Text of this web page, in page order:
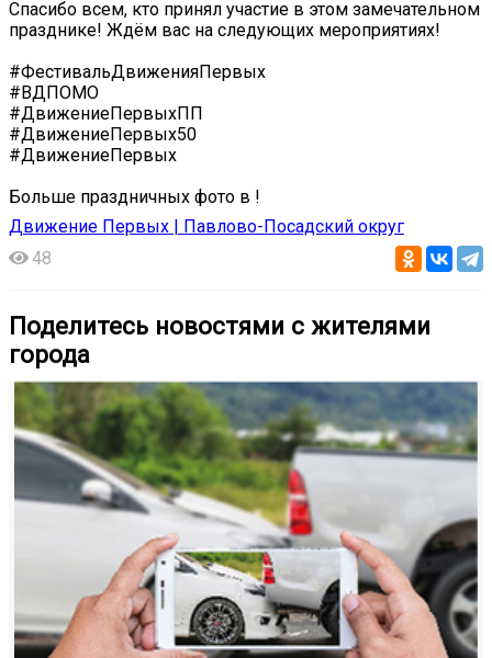
Спасибо всем, кто принял участие в этом замечательном
празднике! Ждём вас на следующих мероприятиях!
#ФестивальДвиженияПервых
#ВДПОМО
#ДвижениеПервыхПП
#ДвижениеПервых50
#ДвижениеПервых
Больше праздничных фото в !
Движение Первых | Павлово-Посадский округ
48
Поделитесь новостями с жителями
города